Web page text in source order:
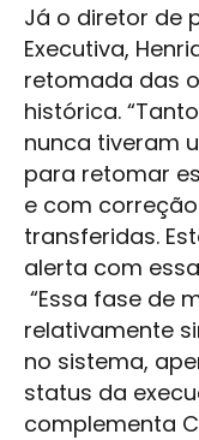
Já o diretor de
Executiva,
retomada das
histórica.
nunca tiveram
para retomar
e com
transferidas.
alerta com
“Essa fase de
relativamente
no sistema,
status da
complementa